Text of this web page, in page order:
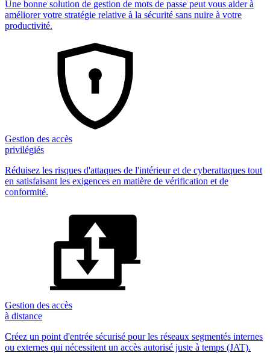
Une bonne solution de gestion de mots de passe peut vous aider à
améliorer votre stratégie relative à la sécurité sans nuire à votre
productivité.
Gestion des accès
privilégiés
Réduisez les risques d'attaques de l'intérieur et de cyberattaques tout
en satisfaisant les exigences en matière de vérification et de
conformité.
Gestion des accès
à distance
Créez un point d'entrée sécurisé pour les réseaux segmentés internes
ou externes qui nécessitent un accès autorisé juste à temps (JAT).